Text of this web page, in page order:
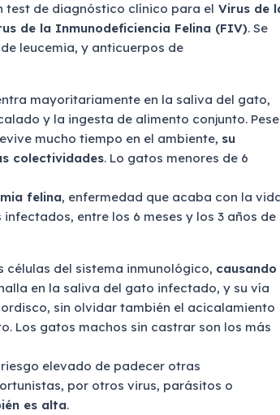
test de diagnóstico clínico para el Virus de
de la Inmunodeficiencia Felina (FIV). Se
leucemia, y anticuerpos de
mayoritariamente en la saliva del gato,
y la ingesta de alimento conjunto. Pese
mucho tiempo en el ambiente, su
colectividades. Lo gatos menores de 6
felina, enfermedad que acaba con la
entre los 6 meses y los 3 años de
células del sistema inmunológico, causando
en la saliva del gato infectado, y su vía
sin olvidar también el acicalamiento
Los gatos machos sin castrar son los más
elevado de padecer otras
por otros virus, parásitos o
es alta.